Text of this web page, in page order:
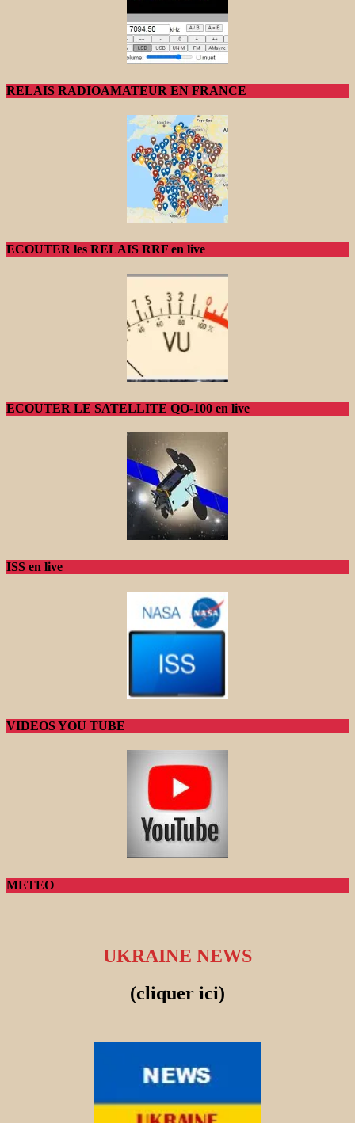
RELAIS RADIOAMATEUR EN FRANCE
ECOUTER les RELAIS RRF en live
ECOUTER LE SATELLITE QO-100 en live
ISS en live
VIDEOS YOU TUBE
METEO
UKRAINE NEWS
(cliquer ici)